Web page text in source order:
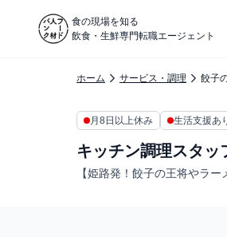
食の現場を知る
飲食・生鮮専門転職エージェント
ホーム サービス・調理 餃子
月8日以上休み 生活支援あ
キッチン調理スタ
【姫路発！餃子の王将やラ